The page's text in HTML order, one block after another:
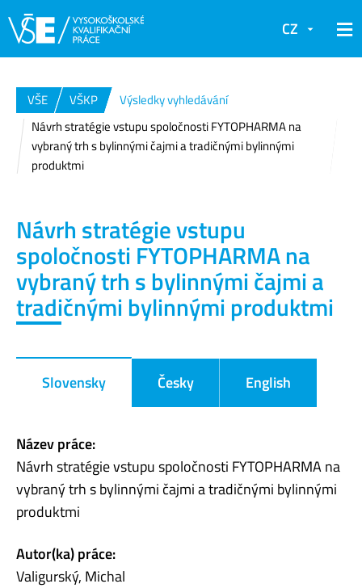
CZ
VŠE VŠKP
Výsledky vyhledávání
Návrh stratégie vstupu spoločnosti FYTOPHARMA na
vybraný trh s bylinnými čajmi a tradičnými bylinnými
produktmi
Návrh stratégie vstupu
spoločnosti FYTOPHARMA na
vybraný trh s bylinnými čajmi a
tradičnými bylinnými produktmi
Slovensky Česky English
Název práce:
Návrh stratégie vstupu spoločnosti FYTOPHARMA na
vybraný trh s bylinnými čajmi a tradičnými bylinnými
produktmi
Autor(ka) práce:
Valigurský, Michal